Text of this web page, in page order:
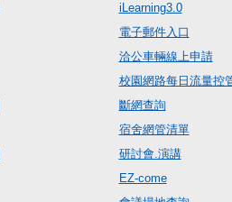
iLearning3.0
電子郵件入口
洽公車輛線上申請
校園網路每日流量控
斷網查詢
宿舍網管清單
研討會.演講
EZ-come